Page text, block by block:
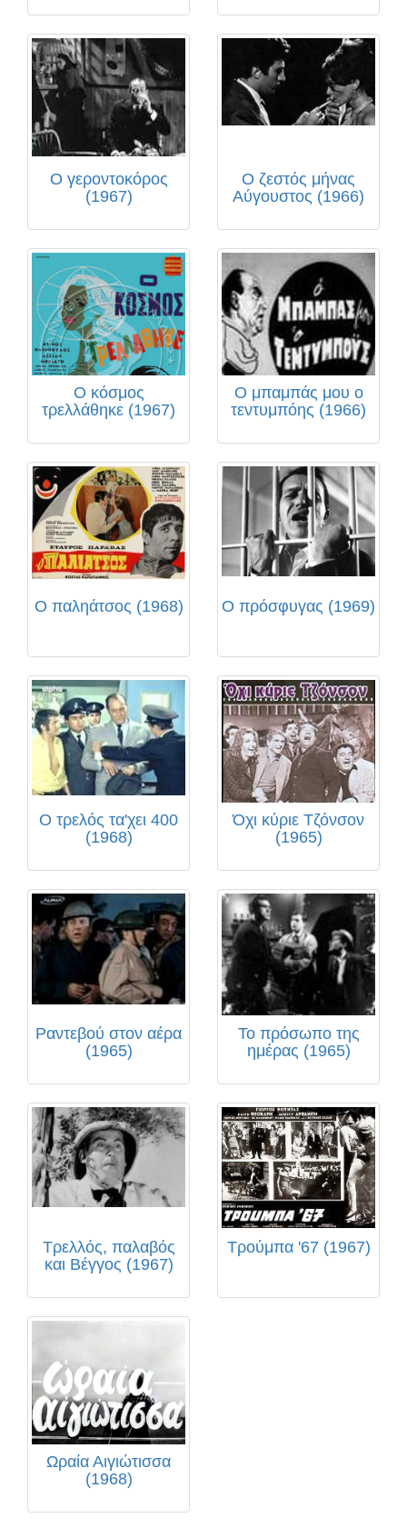
Ο γεροντοκόρος
(1967)
Ο ζεστός μήνας
Αύγουστος (1966)
Ο κόσμος
τρελλάθηκε (1967)
Ο μπαμπάς μου ο
τεντυμπόης (1966)
Ο παληάτσος (1968) Ο πρόσφυγας (1969)
Ο τρελός τα'χει 400
(1968)
Όχι κύριε Τζόνσον
(1965)
Ραντεβού στον αέρα
(1965)
Το πρόσωπο της
ημέρας (1965)
Τρελλός, παλαβός
και Βέγγος (1967)
Τρούμπα '67 (1967)
Ωραία Αιγιώτισσα
(1968)